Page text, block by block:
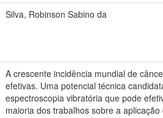
Silva, Robinson Sabino da
A crescente incidência mundial de
efetivas. Uma potencial técnica
espectroscopia vibratória que pode
maioria dos trabalhos sobre a